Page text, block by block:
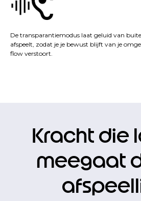
De transparantiemodus laat geluid van
afspeelt, zodat je je bewust blijft van je
flow verstoort.
Kracht die
meegaat